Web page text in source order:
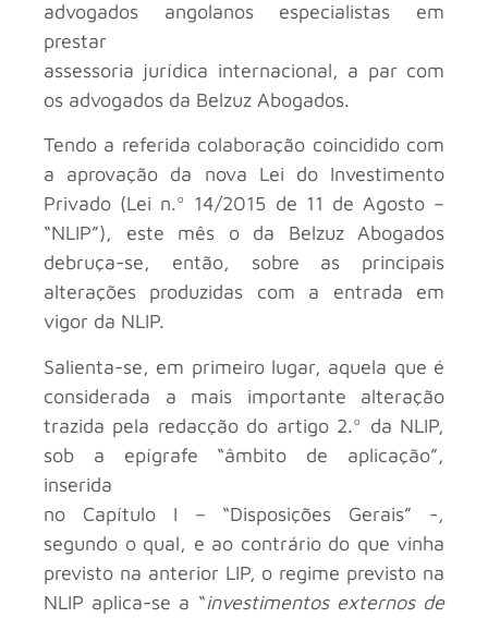
advogados angolanos especialistas em
prestar
assessoria jurídica internacional, a par com
os advogados da Belzuz Abogados.
Tendo a referida colaboração coincidido com
a aprovação da nova Lei do Investimento
Privado (Lei n.º 14/2015 de 11 de Agosto –
“NLIP”), este mês o da Belzuz Abogados
debruça-se, então, sobre as principais
alterações produzidas com a entrada em
vigor da NLIP.
Salienta-se, em primeiro lugar, aquela que é
considerada a mais importante alteração
trazida pela redacção do artigo 2.º da NLIP,
sob a epígrafe “âmbito de aplicação”,
inserida
no Capítulo I – “Disposições Gerais” -,
segundo o qual, e ao contrário do que vinha
previsto na anterior LIP, o regime previsto na
NLIP aplica-se a “investimentos externos de